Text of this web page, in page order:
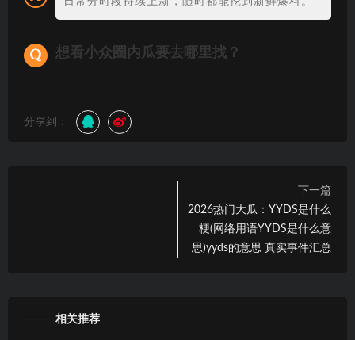
想看小众圈内瓜要去哪里找？
分享到：
下一篇
2026热门大瓜：YYDS是什么
梗(网络用语YYDS是什么意
思)yyds的意思 真实事件汇总
相关推荐